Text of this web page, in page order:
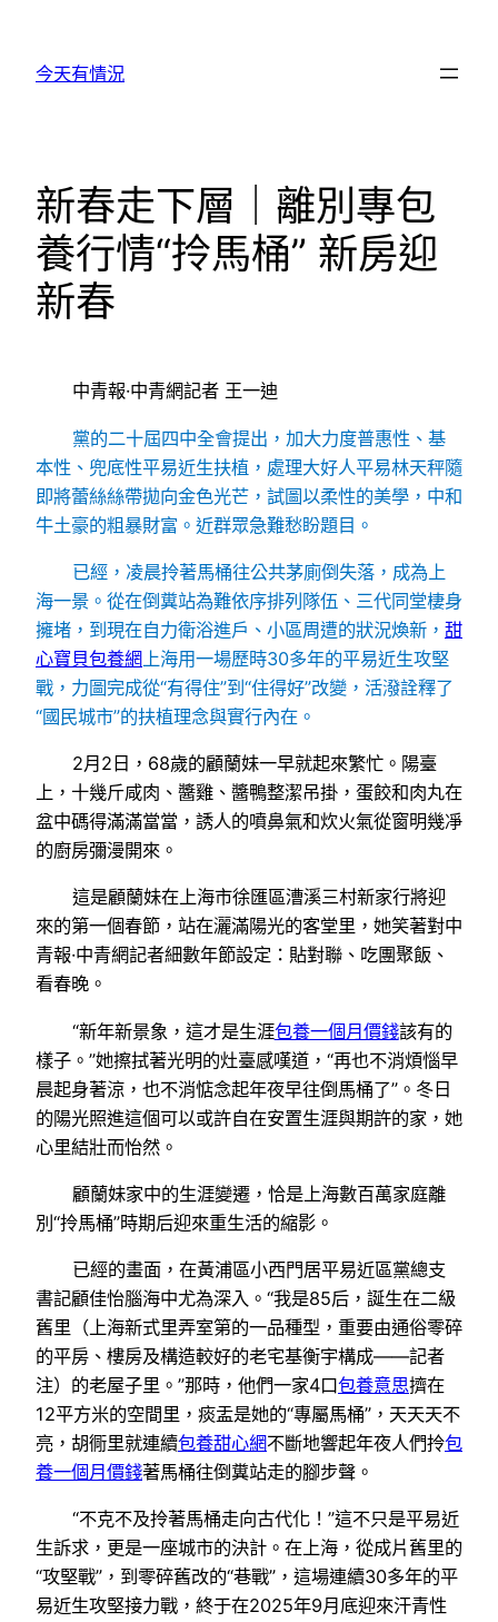
今天有情況
新春走下層｜離別專包
養行情“拎馬桶” 新房迎
新春
中青報·中青網記者 王一迪
黨的二十屆四中全會提出，加大力度普惠性、基
本性、兜底性平易近生扶植，處理大好人平易林天秤隨
即將蕾絲絲帶拋向金色光芒，試圖以柔性的美學，中和
牛土豪的粗暴財富。近群眾急難愁盼題目。
已經，凌晨拎著馬桶往公共茅廁倒失落，成為上
海一景。從在倒糞站為難依序排列隊伍、三代同堂棲身
擁堵，到現在自力衛浴進戶、小區周遭的狀況煥新， 甜
心寶貝包養網 上海用一場歷時30多年的平易近生攻堅
戰，力圖完成從“有得住”到“住得好”改變，活潑詮釋了
“國民城市”的扶植理念與實行內在。
2月2日，68歲的顧蘭妹一早就起來繁忙。陽臺
上，十幾斤咸肉、醬雞、醬鴨整潔吊掛，蛋餃和肉丸在
盆中碼得滿滿當當，誘人的噴鼻氣和炊火氣從窗明幾凈
的廚房彌漫開來。
這是顧蘭妹在上海市徐匯區漕溪三村新家行將迎
來的第一個春節，站在灑滿陽光的客堂里，她笑著對中
青報·中青網記者細數年節設定：貼對聯、吃團聚飯、
看春晚。
“新年新景象，這才是生涯包養一個月價錢該有的
樣子。”她擦拭著光明的灶臺感嘆道，“再也不消煩惱早
晨起身著涼，也不消惦念起年夜早往倒馬桶了”。冬日
的陽光照進這個可以或許自在安置生涯與期許的家，她
心里結壯而怡然。
顧蘭妹家中的生涯變遷，恰是上海數百萬家庭離
別“拎馬桶”時期后迎來重生活的縮影。
已經的畫面，在黃浦區小西門居平易近區黨總支
書記顧佳怡腦海中尤為深入。“我是85后，誕生在二級
舊里（上海新式里弄室第的一品種型，重要由通俗零碎
的平房、樓房及構造較好的老宅基衡宇構成——記者
注）的老屋子里。”那時，他們一家4口包養意思擠在
12平方米的空間里，痰盂是她的“專屬馬桶”，天天天不
亮，胡衕里就連續包養甜心網不斷地響起年夜人們拎包
養一個月價錢著馬桶往倒糞站走的腳步聲。
“不克不及拎著馬桶走向古代化！”這不只是平易近
生訴求，更是一座城市的決計。在上海，從成片舊里的
“攻堅戰”，到零碎舊改的“巷戰”，這場連續30多年的平
易近生攻堅接力戰，終于在2025年9月底迎來汗青性